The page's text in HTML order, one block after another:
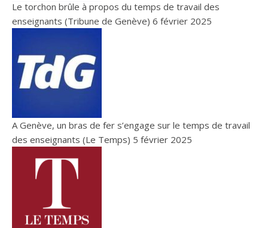
Le torchon brûle à propos du temps de travail des
enseignants (Tribune de Genève) 6 février 2025
A Genève, un bras de fer s’engage sur le temps de travail
des enseignants (Le Temps) 5 février 2025